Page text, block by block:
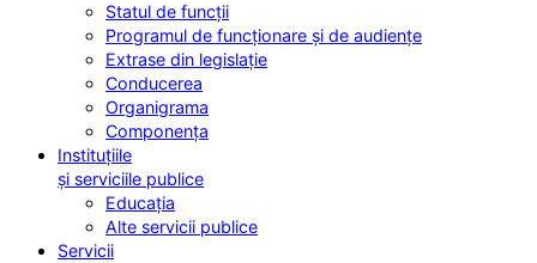
Statul de funcții
Programul de funcționare și de audiențe
Extrase din legislație
Conducerea
Organigrama
Componența
Instituțiile
și serviciile publice
Educația
Alte servicii publice
Servicii